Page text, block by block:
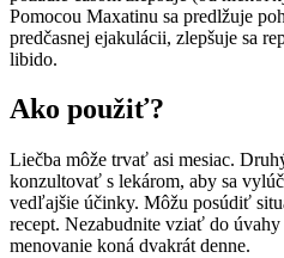
Pomocou Maxatinu sa predlžuje
predčasnej ejakulácii, zlepšuje sa
libido.
Ako použiť?
Liečba môže trvať asi mesiac.
konzultovať s lekárom, aby sa
vedľajšie účinky. Môžu posúdiť
recept. Nezabudnite vziať do
menovanie koná dvakrát denne.